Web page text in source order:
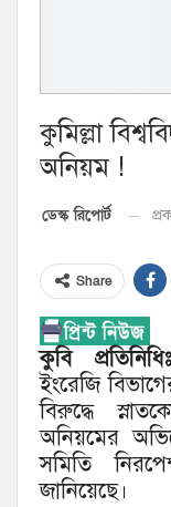
কুমিল্লা
অনিয়ম !
ডেস্ক রিপোর্ট
Share
কুবি
ইংরেজি
বিরুদ্ধে
অনিয়মের
সমিতি
জানিয়েছে।